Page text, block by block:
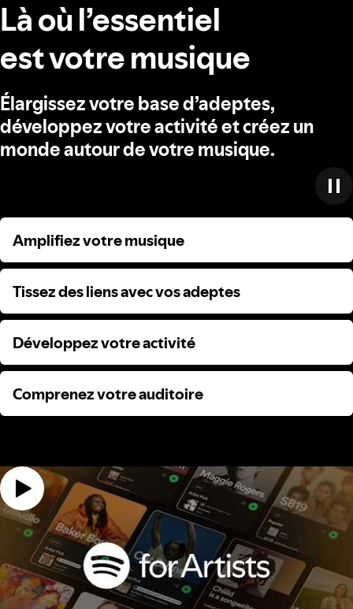
Là où l’essentiel
est votre musique
Élargissez votre base d’adeptes,
développez votre activité et créez un
monde autour de votre musique.
Amplifiez votre musique
Amplifiez votre musique
Tissez des liens avec vos adeptes
Tissez des liens avec vos adeptes
Développez votre activité
Développez votre activité
Comprenez votre auditoire
Comprenez votre auditoire